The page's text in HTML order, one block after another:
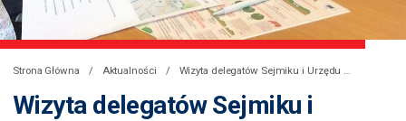
Strona Główna Aktualności
Wizyta delegatów Sejmiku i